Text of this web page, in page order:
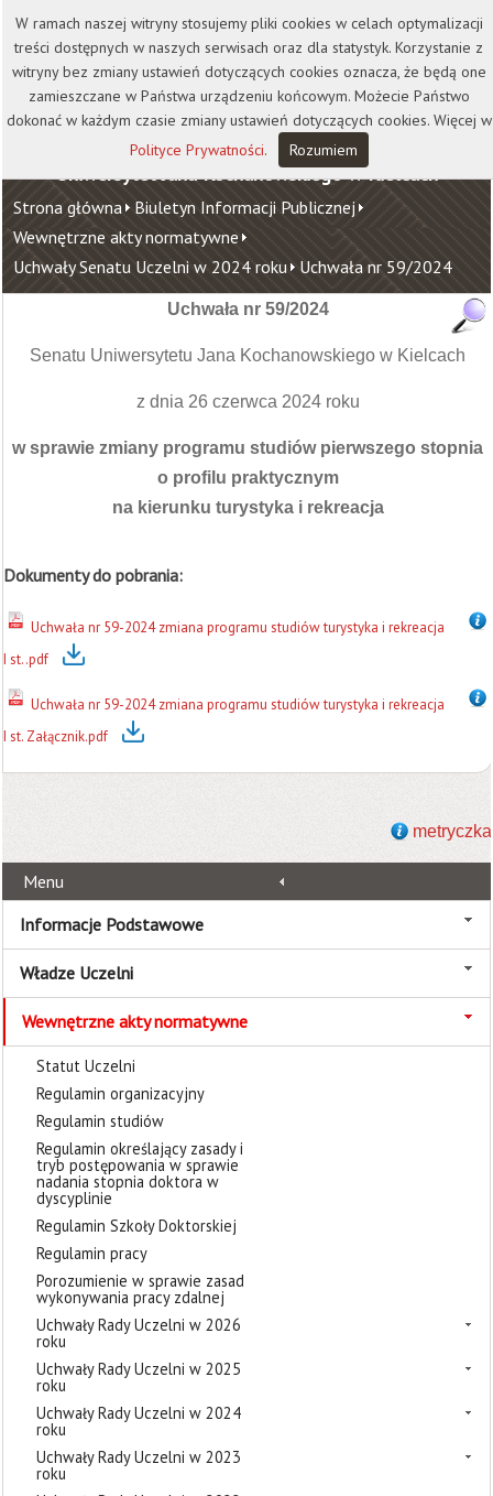
Kontakt Biblioteka
Wydawnictwo
Wirtualna Uczelnia
Uniwersytet Jana Kochanowskiego w Kielcach
Strona główna Biuletyn Informacji Publicznej
Wewnętrzne akty normatywne
Uchwały Senatu Uczelni w 2024 roku Uchwała nr 59/2024
Uchwała nr 59/2024
Senatu Uniwersytetu Jana Kochanowskiego w Kielcach
z dnia 26 czerwca 2024 roku
w sprawie zmiany programu studiów pierwszego stopnia
o profilu praktycznym
na kierunku turystyka i rekreacja
Dokumenty do pobrania:
Uchwała nr 59-2024 zmiana programu studiów turystyka i rekreacja
I st..pdf
Uchwała nr 59-2024 zmiana programu studiów turystyka i rekreacja
I st. Załącznik.pdf
metryczka
Menu
Informacje Podstawowe
Władze Uczelni
Wewnętrzne akty normatywne
Statut Uczelni
Regulamin organizacyjny
Regulamin studiów
Regulamin określający zasady i
tryb postępowania w sprawie
nadania stopnia doktora w
dyscyplinie
Regulamin Szkoły Doktorskiej
Regulamin pracy
Porozumienie w sprawie zasad
wykonywania pracy zdalnej
Uchwały Rady Uczelni w 2026
roku
Uchwały Rady Uczelni w 2025
roku
Uchwały Rady Uczelni w 2024
roku
Uchwały Rady Uczelni w 2023
roku
W ramach naszej witryny stosujemy pliki cookies w celach optymalizacji
treści dostępnych w naszych serwisach oraz dla statystyk. Korzystanie z
witryny bez zmiany ustawień dotyczących cookies oznacza, że będą one
zamieszczane w Państwa urządzeniu końcowym. Możecie Państwo
dokonać w każdym czasie zmiany ustawień dotyczących cookies. Więcej w
Polityce Prywatności. Rozumiem